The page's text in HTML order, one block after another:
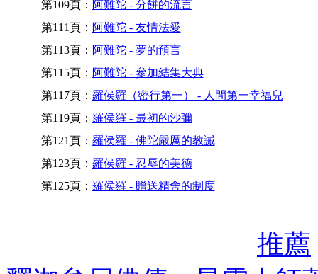
第109頁： 阿難陀 - 分餅的流言
第111頁： 阿難陀 - 友情法愛
第113頁： 阿難陀 - 夢的預言
第115頁： 阿難陀 - 參加結集大典
第117頁： 羅侯羅（密行第一） - 人間第一幸福兒
第119頁： 羅侯羅 - 最初的沙彌
第121頁： 羅侯羅 - 佛陀嚴厲的教誡
第123頁： 羅侯羅 - 忍辱的美德
第125頁： 羅侯羅 - 贈送精舍的制度
推薦